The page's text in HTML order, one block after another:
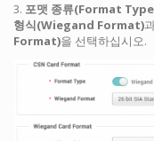
3. 포맷 종류(Format
형식(Wiegand Format)
Format)을 선택하십시오.